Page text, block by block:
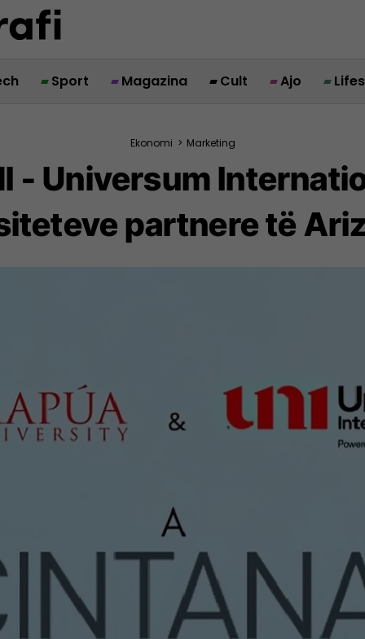
Sport Magazina Cult Ajo
Ekonomi > Marketing
- Universum
partnere të